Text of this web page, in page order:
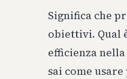
Significa che
obiettivi. Qual
efficienza
sai come